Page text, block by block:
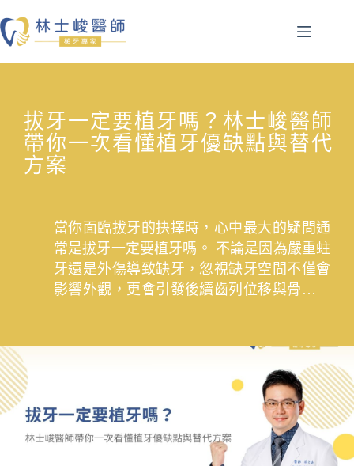
拔牙一定要植牙嗎？林士峻醫師
帶你一次看懂植牙優缺點與替代
方案
當你面臨拔牙的抉擇時，心中最大的疑問通
常是拔牙一定要植牙嗎。 不論是因為嚴重蛀
牙還是外傷導致缺牙，忽視缺牙空間不僅會
影響外觀，更會引發後續齒列位移與骨質流
與身體條件提供多元的重建方案選擇，守護